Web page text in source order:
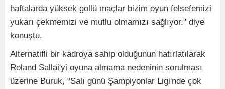
haftalarda yüksek gollü maçlar bizim oyun felsefemizi
yukarı çekmemizi ve mutlu olmamızı sağlıyor." diye
konuştu.
Alternatifli bir kadroya sahip olduğunun hatırlatılarak
Roland Sallai'yi oyuna almama nedeninin sorulması
üzerine Buruk, "Salı günü Şampiyonlar Ligi'nde çok